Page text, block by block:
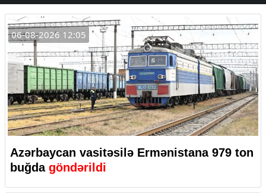
06-08-2026 12:05
Azərbaycan vasitəsilə Ermənistana 979 ton
buğda göndərildi